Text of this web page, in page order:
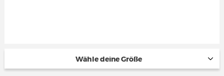
Wähle deine Größe